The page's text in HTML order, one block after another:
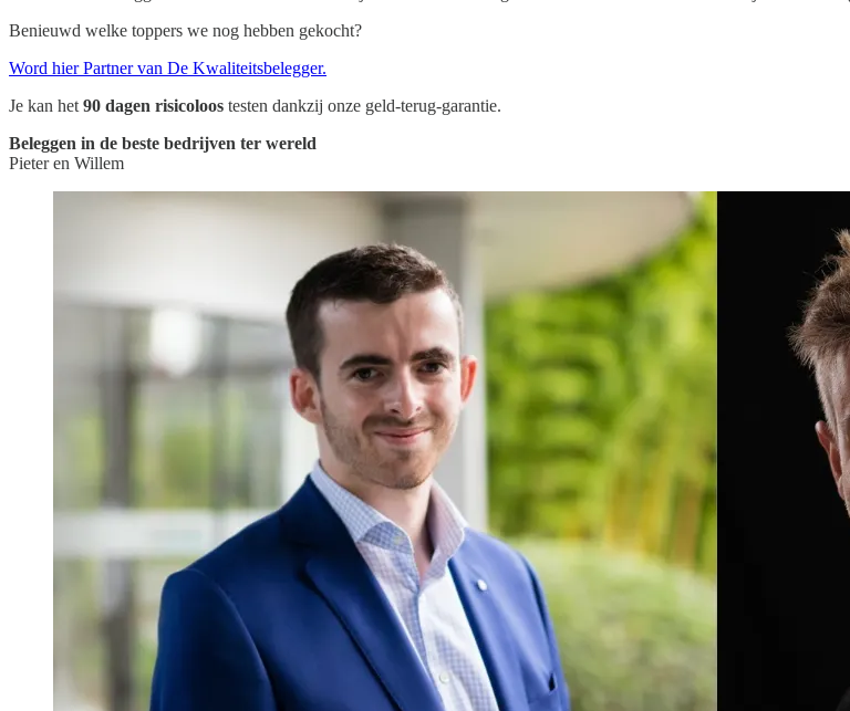
Benieuwd welke toppers we nog hebben gekocht?
Word hier Partner van De Kwaliteitsbelegger.
Je kan het 90 dagen risicoloos testen dankzij onze geld-terug-garantie.
Beleggen in de beste bedrijven ter wereld
Pieter en Willem